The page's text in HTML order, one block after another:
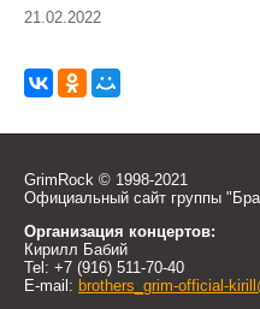
21.02.2022
GrimRock © 1998-2021
Официальный сайт группы
Организация концертов:
Кирилл Бабий
Tel: +7 (916) 511-70-40
E-mail: brothers_grim-official-